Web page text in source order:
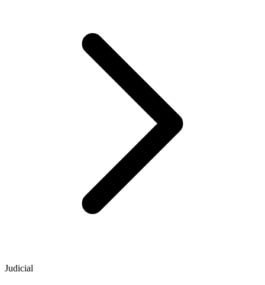
Judicial